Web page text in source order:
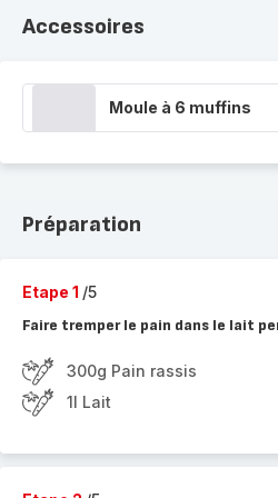
Accessoires
Moule à 6 muffins
Préparation
Etape 1 /5
Faire tremper le pain dans le lait
300g Pain rassis
1l Lait